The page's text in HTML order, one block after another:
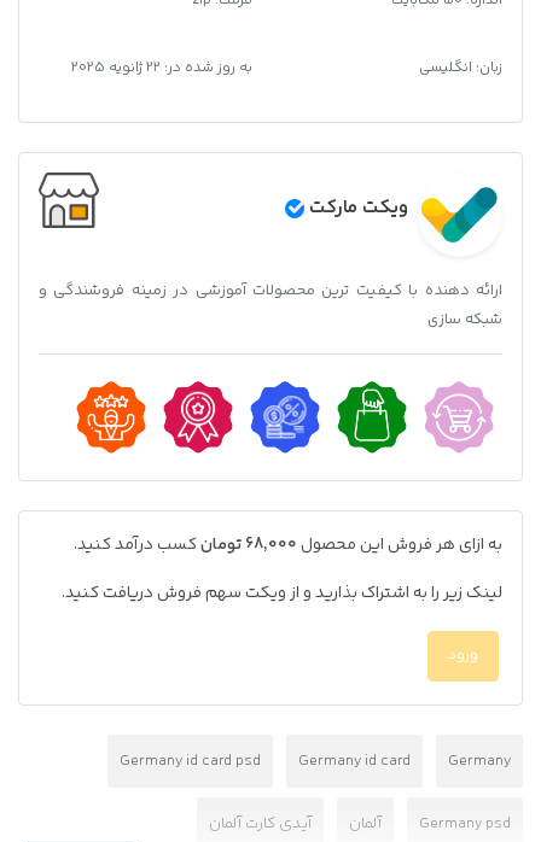
زبان: انگلیسی به روز شده در: 22 ژانویه 2025
ویکت مارکت
ارائه دهنده با کیفیت ترین محصولات آموزشی در زمینه فروشندگی و
شبکه سازی
به ازای هر فروش این محصول68,000 تومان
کسب درآمد کنید.
لینک زیر را به اشتراک بذارید و از ویکت سهم فروش دریافت کنید.
ورود
Germany
Germany id card
Germany id card psd
Germany psd آلمان آیدی کارت آلمان